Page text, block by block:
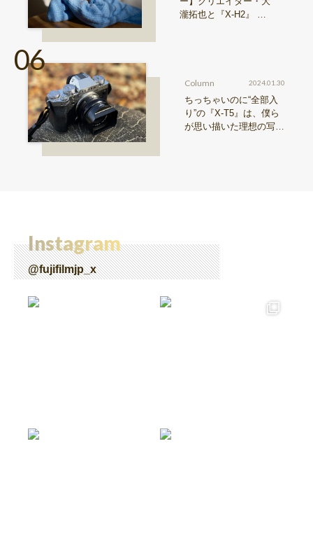
瀧拓也と『X-H2』 写
Column 2024.01.30
ちっちゃいのに“全部入
り”の『X-T5』は、僕ら
が思い描いた理想の写真
Instagram
@fujifilmjp_x